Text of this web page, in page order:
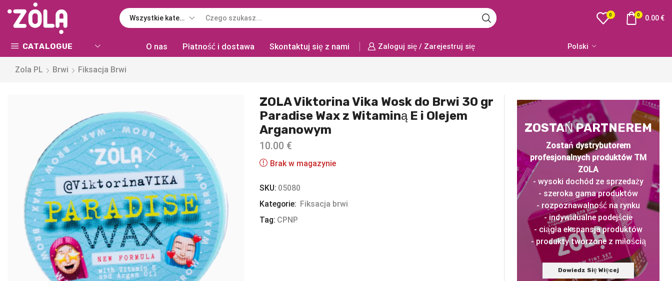
0 0 0.00€
CATALOGUE O nas Płatność i dostawa Skontaktuj się z nami Zaloguj się / Zarejestruj się Polski
Zola PL Brwi Fiksacja Brwi
ZOLA Viktorina Vika Wosk do Brwi 30 gr
Paradise Wax z Witaminą E i Olejem
Arganowym
10.00 €
Brak w magazynie
SKU: 05080
Kategorie: Fiksacja brwi
Tag: CPNP
ZOSTAŃ PARTNEREM
Zostań dystrybutorem
profesjonalnych produktów TM
ZOLA
- wysoki dochód ze sprzedaży
- szeroka gama produktów
- rozpoznawalność na rynku
- indywidualne podejście
- ciągła ekspansja produktów
- produkty tworzone z miłością
Dowiedz Się Więcej